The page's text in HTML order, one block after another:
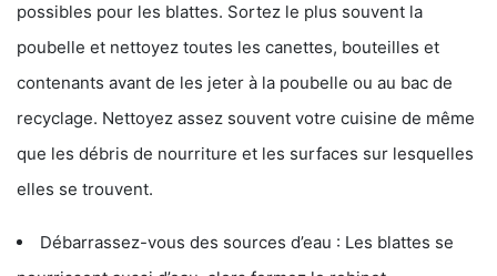
possibles pour les blattes. Sortez le plus souvent la
poubelle et nettoyez toutes les canettes, bouteilles et
contenants avant de les jeter à la poubelle ou au bac de
recyclage. Nettoyez assez souvent votre cuisine de même
que les débris de nourriture et les surfaces sur lesquelles
elles se trouvent.
Débarrassez-vous des sources d’eau : Les blattes se